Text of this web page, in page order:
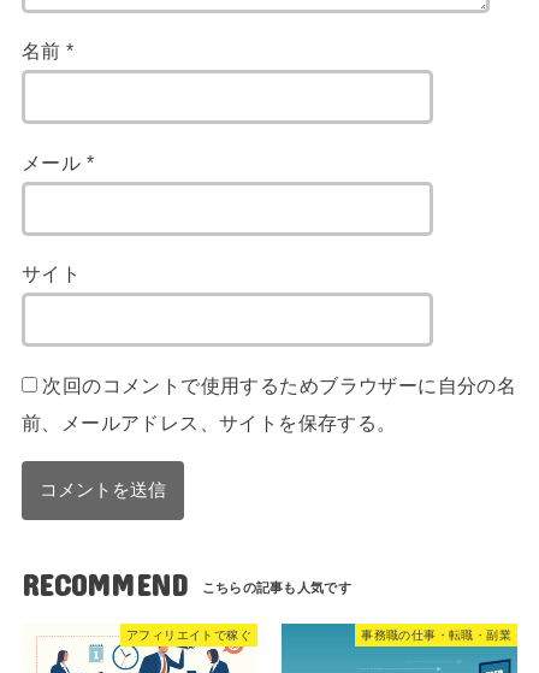
名前*
メール *
サイト
次回のコメントで使用するためブラウザーに自分の名
前、メールアドレス、サイトを保存する。
RECOMMEND
アフィリエイトで稼ぐ 事務職の仕事・転職・副業